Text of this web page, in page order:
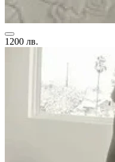
1200 лв.